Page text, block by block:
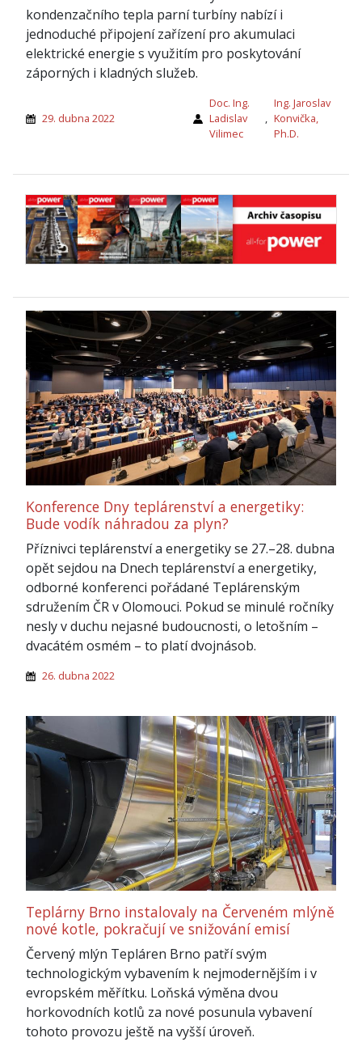
kondenzačního tepla parní turbíny nabízí i
jednoduché připojení zařízení pro akumulaci
elektrické energie s využitím pro poskytování
záporných i kladných služeb.
29. dubna 2022
Doc. Ing.
Ladislav
Vilimec
,
Ing. Jaroslav
Konvička,
Ph.D.
Konference Dny teplárenství a energetiky:
Bude vodík náhradou za plyn?
Příznivci teplárenství a energetiky se 27.–28. dubna
opět sejdou na Dnech teplárenství a energetiky,
odborné konferenci pořádané Teplárenským
sdružením ČR v Olomouci. Pokud se minulé ročníky
nesly v duchu nejasné budoucnosti, o letošním –
dvacátém osmém – to platí dvojnásob.
26. dubna 2022
Teplárny Brno instalovaly na Červeném mlýně
nové kotle, pokračují ve snižování emisí
Červený mlýn Tepláren Brno patří svým
technologickým vybavením k nejmodernějším i v
evropském měřítku. Loňská výměna dvou
horkovodních kotlů za nové posunula vybavení
tohoto provozu ještě na vyšší úroveň.